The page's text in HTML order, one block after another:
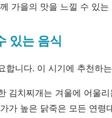
가을의 맛을 느낄 수 있
있는 음식
합니다. 이 시기에 추천하
김치찌개는 겨울에 어울
가 높은 닭죽은 모든 연령